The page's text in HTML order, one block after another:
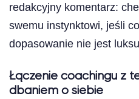
redakcyjny komentarz:
swemu instynktowi, jeśli
dopasowanie nie jest
Łączenie coachingu z
dbaniem o siebie